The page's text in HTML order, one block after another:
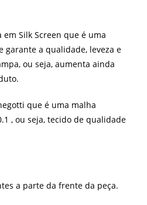
Silk Screen que é uma
garante a qualidade, leveza e
ou seja, aumenta ainda
que é uma malha
, ou seja, tecido de qualidade
a parte da frente da peça.